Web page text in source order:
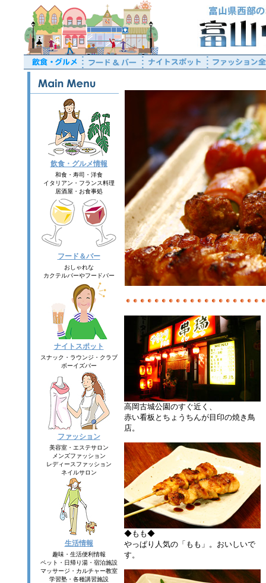
飲食・グルメ情報
和食・寿司・洋食
イタリアン・フランス料理
居酒屋・お食事処
フード＆バー
おしゃれな
カクテルバーやフードバー
ナイトスポット
スナック・ラウンジ・クラブ
ボーイズバー
ファッション
美容室・エステサロン
メンズファッション
レディースファッション
ネイルサロン
生活情報
趣味・生活便利情報
ペット・日帰り湯・宿泊施設
マッサージ・カルチャー教室
学習塾・各種講習施設
高岡古城公園のすぐ近く、
赤い看板とちょうちんが目印の焼き鳥
店。
◆もも◆
やっぱり人気の「もも」。おいしいで
す。